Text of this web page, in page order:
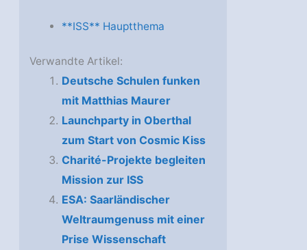
**ISS** Hauptthema
Verwandte Artikel:
Deutsche Schulen funken
mit Matthias Maurer
Launchparty in Oberthal
zum Start von Cosmic Kiss
Charité-Projekte begleiten
Mission zur ISS
ESA: Saarländischer
Weltraumgenuss mit einer
Prise Wissenschaft